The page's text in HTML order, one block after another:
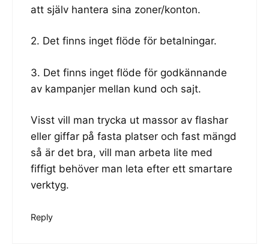
att själv hantera sina zoner/konton.
2. Det finns inget flöde för betalningar.
3. Det finns inget flöde för godkännande
av kampanjer mellan kund och sajt.
Visst vill man trycka ut massor av flashar
eller giffar på fasta platser och fast mängd
så är det bra, vill man arbeta lite med
fiffigt behöver man leta efter ett smartare
verktyg.
Reply